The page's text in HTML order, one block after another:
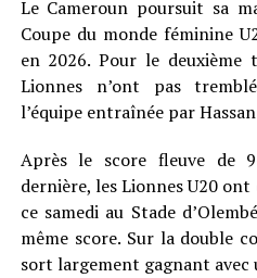
Le Cameroun poursuit sa
Coupe du monde féminine
en 2026. Pour le deuxième
Lionnes n’ont pas
l’équipe entraînée par
Après le score fleuve de
dernière, les Lionnes U20
ce samedi au Stade
même score. Sur la double
sort largement gagnant avec